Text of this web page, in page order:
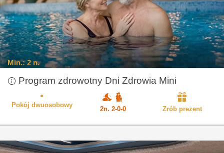
Min.: 2 n.
Program zdrowotny Dni Zdrowia Mini
Zrób prezent
Pokój dwuosobowy
2n. 2-0-0